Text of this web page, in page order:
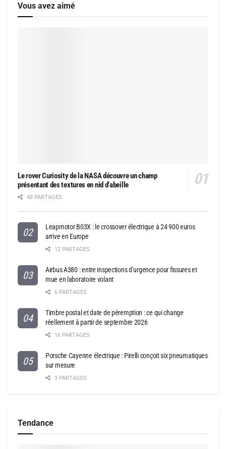
Vous avez aimé
Le rover Curiosity de la NASA découvre un champ
présentant des textures en nid d’abeille
48 PARTAGES
Leapmotor B03X : le crossover électrique à 24 900 euros
arrive en Europe
12 PARTAGES
Airbus A380 : entre inspections d’urgence pour fissures et
mue en laboratoire volant
6 PARTAGES
Timbre postal et date de péremption : ce qui change
réellement à partir de septembre 2026
16 PARTAGES
Porsche Cayenne électrique : Pirelli conçoit six pneumatiques
sur mesure
3 PARTAGES
Tendance